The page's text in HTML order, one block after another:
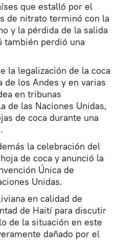
que estalló por el
de nitrato terminó con la
y la pérdida de la salida
también perdió una
la legalización de la coca
los Andes y en varias
en tribunas
de las Naciones Unidas,
de coca durante una
la celebración del
de coca y anunció la
Única de
Unidas.
en calidad de
de Haití para discutir
de la situación en este
dañado por el